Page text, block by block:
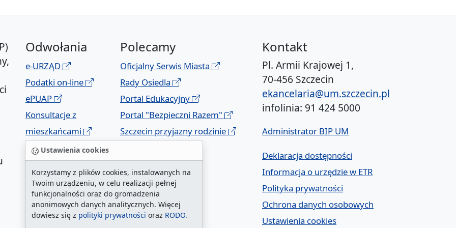
Ustawienia cookies
Korzystamy z plików cookies, instalowanych na
Twoim urządzeniu, w celu realizacji pełnej
funkcjonalności oraz do gromadzenia
anonimowych danych analitycznych. Więcej
dowiesz się z polityki prywatności oraz RODO.
Odwołania
e-URZĄD
Podatki on-line
ePUAP
Konsultacje z
mieszkańcami
Geoportal
Polecamy
Oficjalny Serwis Miasta
Rady Osiedla
Portal Edukacyjny
Portal "Bezpieczni Razem"
Szczecin przyjazny rodzinie
Kontakt
Pl. Armii Krajowej 1,
70-456 Szczecin
ekancelaria@um.szczecin.pl
infolinia: 91 424 5000
Administrator BIP UM
Deklaracja dostępności
Informacja o urzędzie w ETR
Polityka prywatności
Ochrona danych osobowych
Ustawienia cookies